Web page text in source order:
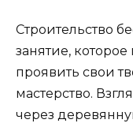
Строительство
занятие,
проявить свои
мастерство.
через